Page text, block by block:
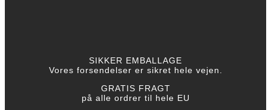
SIKKER EMBALLAGE
Vores forsendelser er sikret hele vejen.
GRATIS FRAGT
på alle ordrer til hele EU